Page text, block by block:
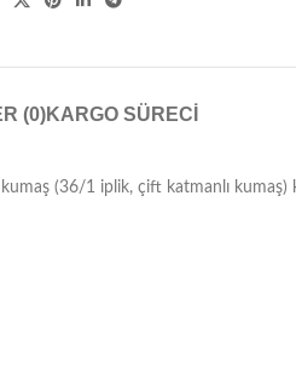
(0)KARGO SÜRECI
kumaş (36/1 iplik, çift katmanlı